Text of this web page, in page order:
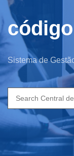
código
Sistema de
Search
for: